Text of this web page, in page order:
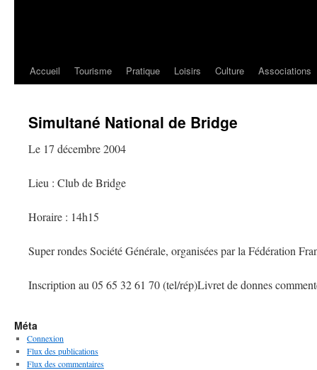
Accueil Tourisme Pratique Loisirs Culture Associations
Simultané National de Bridge
Le 17 décembre 2004
Lieu : Club de Bridge
Horaire : 14h15
Super rondes Société Générale, organisées par la Fédération
Inscription au 05 65 32 61 70 (tel/rép)Livret de donnes
Méta
Connexion
Flux des publications
Flux des commentaires